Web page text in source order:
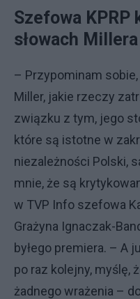
Szefowa KPRP
słowach Millera
– Przypominam
Miller, jakie rzeczy
związku z tym, jego
które są istotne w
niezależności Polski,
mnie, że są
w TVP Info szefowa
Grażyna Ignaczak-
byłego premiera. – A
po raz kolejny, myślę,
żadnego wrażenia –